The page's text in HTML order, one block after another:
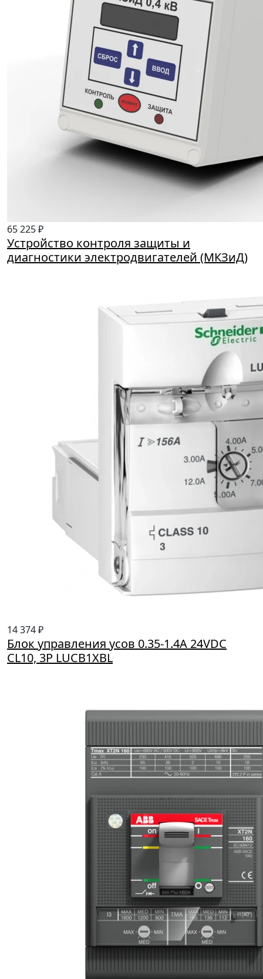
65 225 ₽
Устройство контроля защиты и
диагностики электродвигателей (МКЗиД)
14 374 ₽
Блок управления усов 0.35-1.4А 24VDC
CL10, 3P LUCB1XBL